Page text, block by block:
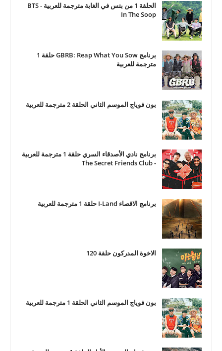
الحلقة 1 من بتس في الغابة مترجمة للعربية - BTS
In The Soop
برنامج GBRB: Reap What You Sow حلقة 1
مترجمة للعربية
بون فوياج الموسم الثاني الحلقة 2 مترجمة للعربية
برنامج نادي الأصدقاء السري حلقة 1 مترجمة للعربية
- The Secret Friends Club
برنامج الاقصاء I-Land حلقة 1 مترجمة للعربية
الاخوة المدركون حلقة 120
بون فوياج الموسم الثاني الحلقة 1 مترجمة للعربية